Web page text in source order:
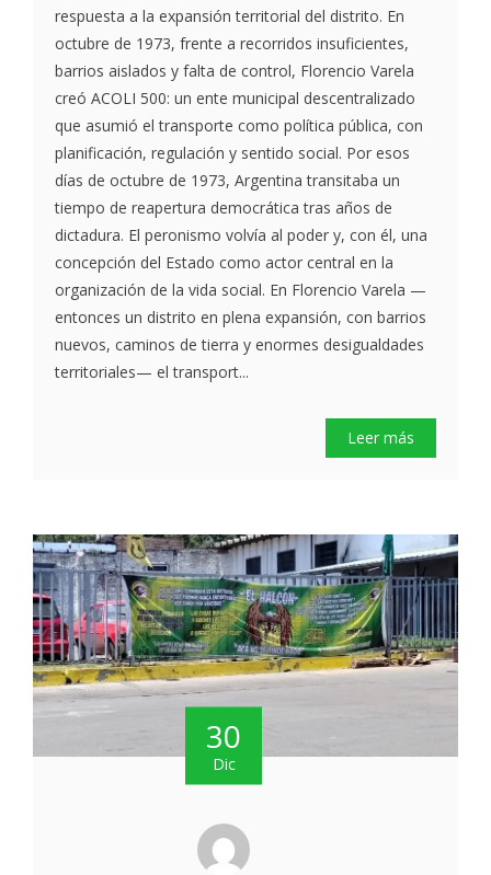
respuesta a la expansión territorial del distrito. En
octubre de 1973, frente a recorridos insuficientes,
barrios aislados y falta de control, Florencio Varela
creó ACOLI 500: un ente municipal descentralizado
que asumió el transporte como política pública, con
planificación, regulación y sentido social. Por esos
días de octubre de 1973, Argentina transitaba un
tiempo de reapertura democrática tras años de
dictadura. El peronismo volvía al poder y, con él, una
concepción del Estado como actor central en la
organización de la vida social. En Florencio Varela —
entonces un distrito en plena expansión, con barrios
nuevos, caminos de tierra y enormes desigualdades
territoriales— el transport...
Leer más
30
Dic